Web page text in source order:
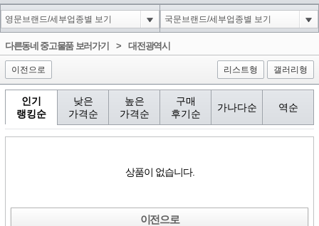
6 1-1); waitfor delay '0:0:15' --
아이콘
1
1
다른동네 중고물품 보러가기>대전광역시
이전으로 리스트형 갤러리형
인기
랭킹순
낮은
가격순
높은
가격순
구매
후기순
가나다순 역순
상품이 없습니다.
이전으로